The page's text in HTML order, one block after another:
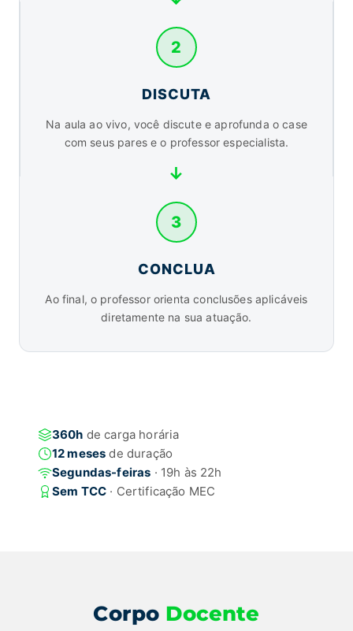
2
DISCUTA
Na aula ao vivo, você discute e aprofunda o case
com seus pares e o professor especialista.
3
CONCLUA
Ao final, o professor orienta conclusões aplicáveis
diretamente na sua atuação.
360h de carga horária
12 meses de duração
Segundas-feiras · 19h às 22h
Sem TCC · Certificação MEC
Corpo Docente